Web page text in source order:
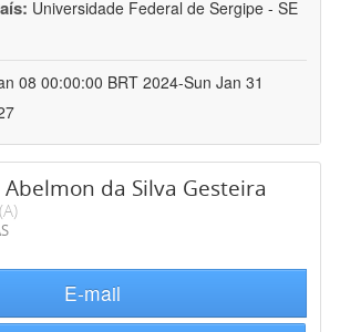
Universidade Federal de Sergipe - SE
08 00:00:00 BRT 2024-Sun Jan 31
Abelmon da Silva Gesteira
E-mail